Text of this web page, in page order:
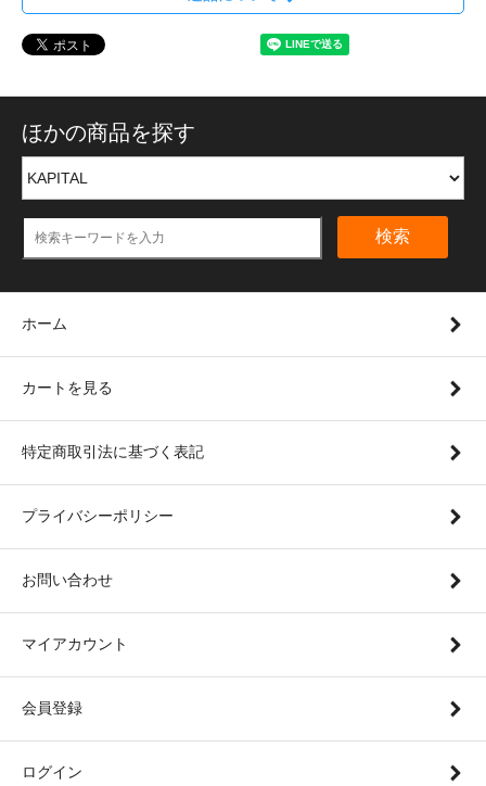
ほかの商品を探す
検索
ホーム
カートを見る
特定商取引法に基づく表記
プライバシーポリシー
お問い合わせ
マイアカウント
会員登録
ログイン